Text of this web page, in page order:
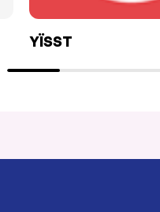
YÏSST